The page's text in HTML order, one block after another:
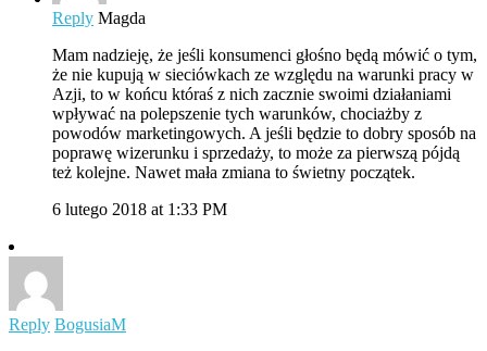
Reply Magda
Mam nadzieję, że jeśli konsumenci głośno będą mówić o tym,
że nie kupują w sieciówkach ze względu na warunki pracy w
Azji, to w końcu któraś z nich zacznie swoimi działaniami
wpływać na polepszenie tych warunków, chociażby z
powodów marketingowych. A jeśli będzie to dobry sposób na
poprawę wizerunku i sprzedaży, to może za pierwszą pójdą
też kolejne. Nawet mała zmiana to świetny początek.
6 lutego 2018 at 1:33 PM
Reply BogusiaM